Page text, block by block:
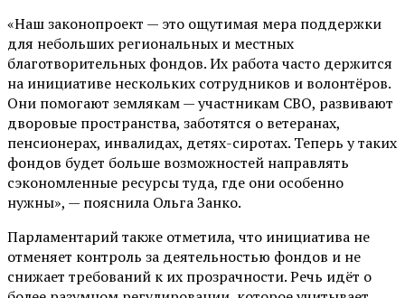
«Наш законопроект — это ощутимая мера поддержки
для небольших региональных и местных
благотворительных фондов. Их работа часто держится
на инициативе нескольких сотрудников и волонтёров.
Они помогают землякам — участникам СВО, развивают
дворовые пространства, заботятся о ветеранах,
пенсионерах, инвалидах, детях-сиротах. Теперь у таких
фондов будет больше возможностей направлять
сэкономленные ресурсы туда, где они особенно
нужны», — пояснила Ольга Занко.
Парламентарий также отметила, что инициатива не
отменяет контроль за деятельностью фондов и не
снижает требований к их прозрачности. Речь идёт о